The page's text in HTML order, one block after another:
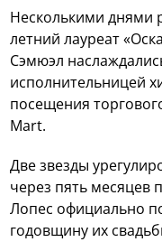
Несколькими днями
летний лауреат
Сэмюэл
исполнительницей
посещения
Mart.
Две звезды
через пять месяцев
Лопес официально
годовщину их